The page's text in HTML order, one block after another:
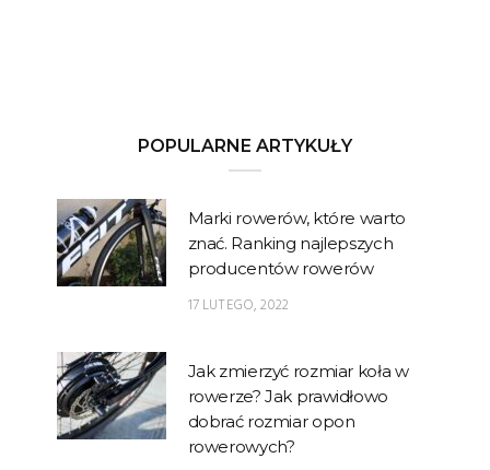
POPULARNE ARTYKUŁY
Marki rowerów, które warto
znać. Ranking najlepszych
producentów rowerów
17 LUTEGO, 2022
Jak zmierzyć rozmiar koła w
rowerze? Jak prawidłowo
dobrać rozmiar opon
rowerowych?